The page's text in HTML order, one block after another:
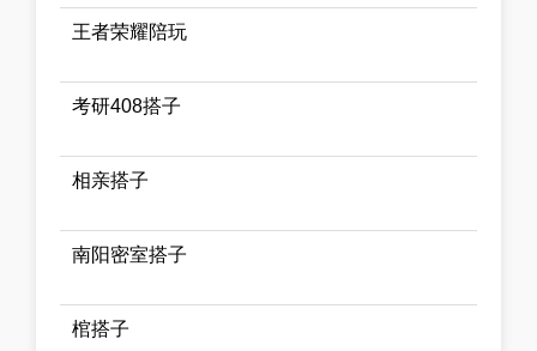
王者荣耀陪玩
考研408搭子
相亲搭子
南阳密室搭子
棺搭子